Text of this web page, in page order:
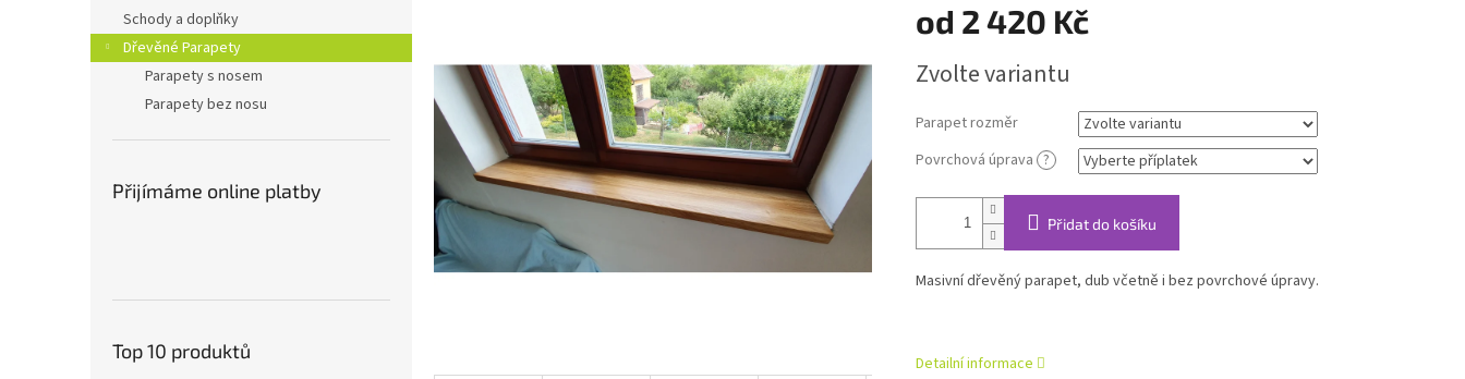
a
n
Schody a doplňky
Dřevěné Parapety
Parapety s nosem
Parapety bez nosu
Přijímáme online platby
Top 10 produktů
5
hvězdiček.
od 2 420 Kč
cena:
Zvolte variantu
Parapet rozměr
Povrchová úprava ?
Přidat do košíku
Masivní dřevěný parapet, dub včetně i bez povrchové úpravy.
Detailní informace